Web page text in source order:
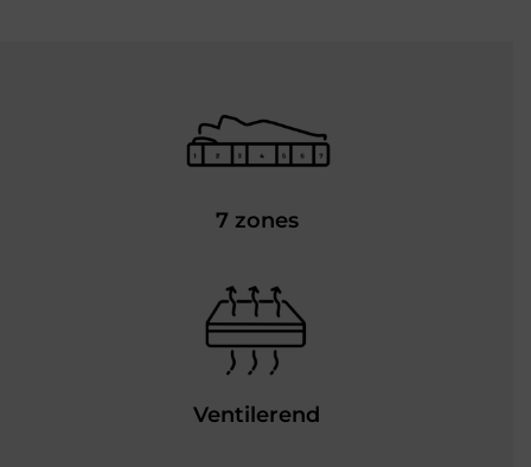
7 zones
Ventilerend